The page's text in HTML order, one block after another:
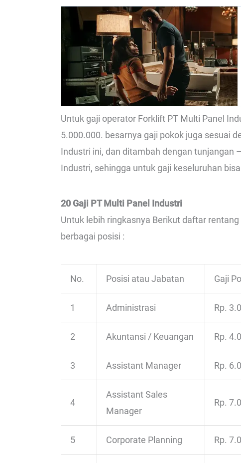
Untuk gaji operator Forklift PT Multi Panel
5.000.000. besarnya gaji pokok juga sesuai
Industri ini, dan ditambah dengan tunjangan
Industri, sehingga untuk gaji keseluruhan
20 Gaji PT Multi Panel Industri
Untuk lebih ringkasnya Berikut daftar
berbagai posisi :
No. Posisi atau Jabatan Gaji
1 Administrasi Rp.
2 Akuntansi / Keuangan Rp.
3 Assistant Manager Rp.
4
Assistant Sales
Manager
Rp.
5 Corporate Planning Rp.